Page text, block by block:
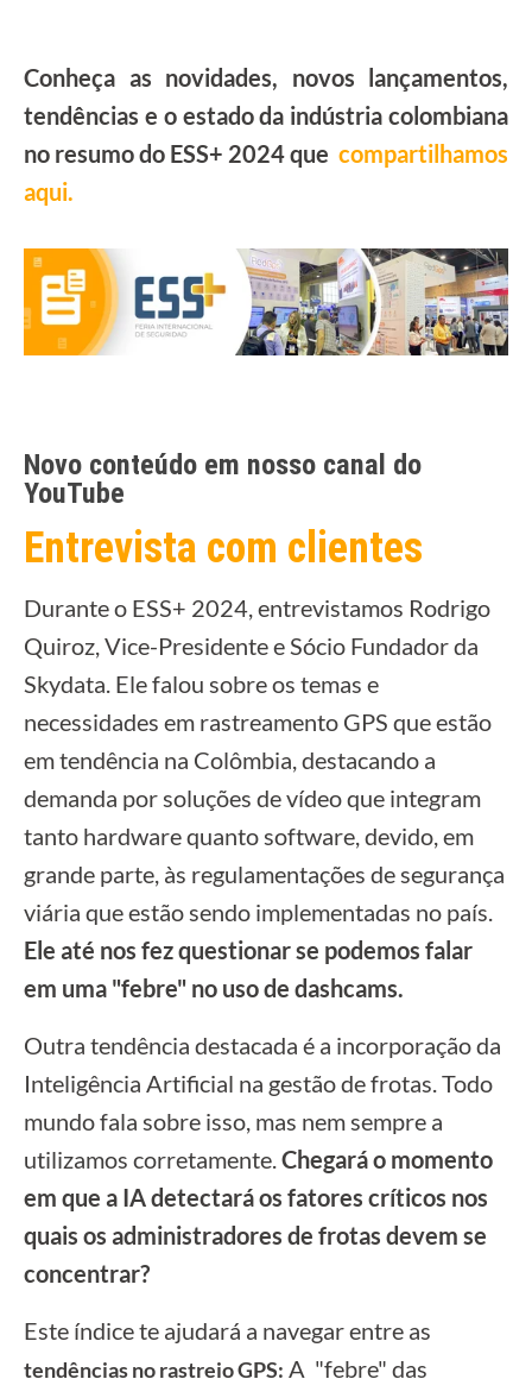
Conheça as novidades, novos lançamentos,
tendências e o estado da indústria colombiana
no resumo do ESS+ 2024 que compartilhamos
aqui.
Novo conteúdo em nosso canal do
YouTube
Entrevista com clientes
Durante o ESS+ 2024, entrevistamos Rodrigo
Quiroz, Vice-Presidente e Sócio Fundador da
Skydata. Ele falou sobre os temas e
necessidades em rastreamento GPS que estão
em tendência na Colômbia, destacando a
demanda por soluções de vídeo que integram
tanto hardware quanto software, devido, em
grande parte, às regulamentações de segurança
viária que estão sendo implementadas no país.
Ele até nos fez questionar se podemos falar
em uma "febre" no uso de dashcams.
Outra tendência destacada é a incorporação da
Inteligência Artificial na gestão de frotas. Todo
mundo fala sobre isso, mas nem sempre a
utilizamos corretamente. Chegará o momento
em que a IA detectará os fatores críticos nos
quais os administradores de frotas devem se
concentrar?
Este índice te ajudará a navegar entre as
tendências no rastreio GPS: A "febre" das